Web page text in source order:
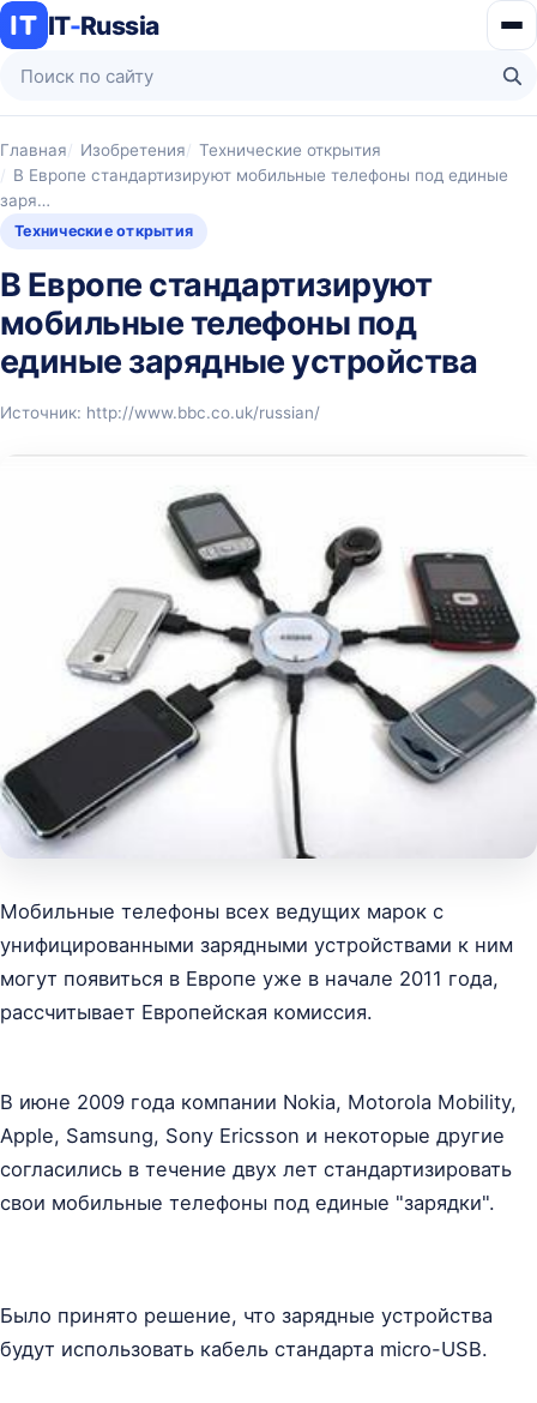
IT-Russia
Поиск по сайту
Главная Изобретения
Технические открытия
В Европе стандартизируют мобильные телефоны под единые
заря…
Технические открытия
В Европе стандартизируют
мобильные телефоны под
единые зарядные устройства
Источник: http://www.bbc.co.uk/russian/
Мобильные телефоны всех ведущих марок с
унифицированными зарядными устройствами к ним
могут появиться в Европе уже в начале 2011 года,
рассчитывает Европейская комиссия.
В июне 2009 года компании Nokia, Motorola Mobility,
Apple, Samsung, Sony Ericsson и некоторые другие
согласились в течение двух лет стандартизировать
свои мобильные телефоны под единые "зарядки".
Было принято решение, что зарядные устройства
будут использовать кабель стандарта micro-USB.